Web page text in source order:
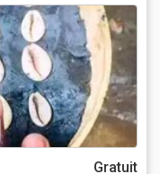
chance, Savon
beaucoup de
Gratuit